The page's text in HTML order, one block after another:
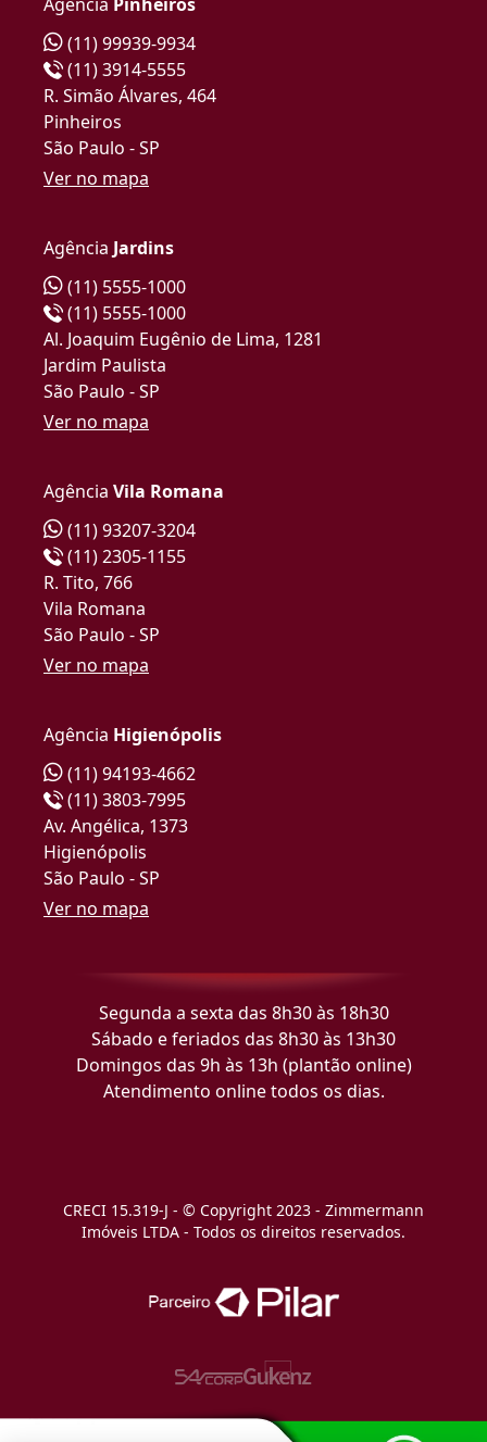
(11) 99939-9934
(11) 3914-5555
R. Simão Álvares, 464
Pinheiros
São Paulo - SP
Ver no mapa
Agência Jardins
(11) 5555-1000
(11) 5555-1000
Al. Joaquim Eugênio de Lima, 1281
Jardim Paulista
São Paulo - SP
Ver no mapa
Agência Vila Romana
(11) 93207-3204
(11) 2305-1155
R. Tito, 766
Vila Romana
São Paulo - SP
Ver no mapa
Agência Higienópolis
(11) 94193-4662
(11) 3803-7995
Av. Angélica, 1373
Higienópolis
São Paulo - SP
Ver no mapa
Segunda a sexta das 8h30 às 18h30
Sábado e feriados das 8h30 às 13h30
Domingos das 9h às 13h (plantão online)
Atendimento online todos os dias.
CRECI 15.319-J - © Copyright 2023 - Zimmermann
Imóveis LTDA - Todos os direitos reservados.